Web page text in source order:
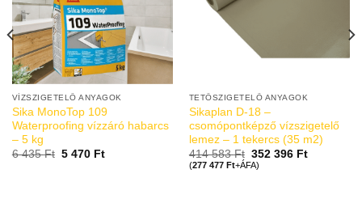
VÍZSZIGETELŐ ANYAGOK
Sika MonoTop 109
Waterproofing vízzáró habarcs
– 5 kg
6 435Ft 5 470 Ft
TETŐSZIGETELŐ ANYAGOK
Sikaplan D-18 –
csomópontképző vízszigetelő
lemez – 1 tekercs (35 m2)
414 583Ft 352 396 Ft
(277 477 Ft+ÁFA)